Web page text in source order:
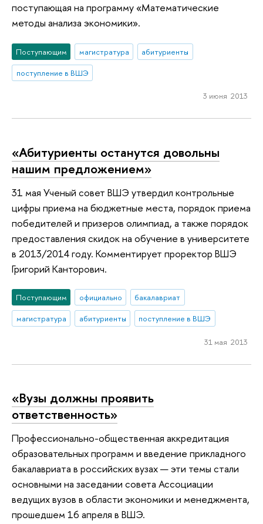
поступающая на программу «Математические
методы анализа экономики».
Поступающим магистратура
абитуриенты
поступление в ВШЭ
3 июня 2013
«Абитуриенты останутся довольны
нашим предложением»
31 мая Ученый совет ВШЭ утвердил контрольные
цифры приема на бюджетные места, порядок приема
победителей и призеров олимпиад, а также порядок
предоставления скидок на обучение в университете
в 2013/2014 году. Комментирует проректор ВШЭ
Григорий Канторович.
Поступающим официально
бакалавриат
магистратура
абитуриенты поступление в ВШЭ
31 мая 2013
«Вузы должны проявить
ответственность»
Профессионально-общественная аккредитация
образовательных программ и введение прикладного
бакалавриата в российских вузах — эти темы стали
основными на заседании совета Ассоциации
ведущих вузов в области экономики и менеджмента,
прошедшем 16 апреля в ВШЭ.